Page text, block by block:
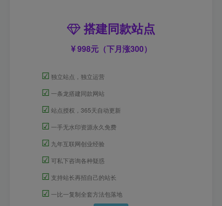
搭建同款站点
998元（下月涨300）
☑ 独立站点，独立运营
☑ 一条龙搭建同款网站
☑ 站点授权，365天自动更新
☑ 一手无水印资源永久免费
☑ 九年互联网创业经验
☑ 可私下咨询各种疑惑
☑ 支持站长再招自己的站长
☑ 一比一复制全套方法包落地